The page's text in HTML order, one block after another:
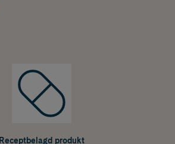
Receptbelagd produkt